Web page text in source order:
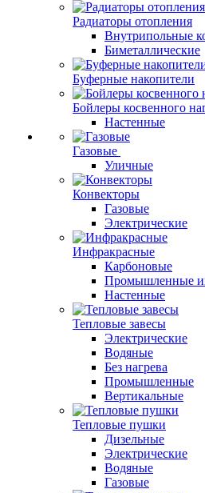
Радиаторы отопления
Внутрипольные
Биметаллические
Буферные накопители
Бойлеры косвенного
Настенные
Газовые
Уличные
Конвекторы
Газовые
Электрические
Инфракрасные
Карбоновые
Промышленные
Настенные
Тепловые завесы
Электрические
Водяные
Без нагрева
Промышленные
Вертикальные
Тепловые пушки
Дизельные
Электрические
Водяные
Газовые